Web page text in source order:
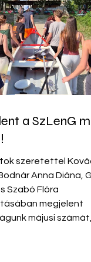
a SzLenG
szeretettel
Anna Diána,
Szabó Flóra
megjelent
májusi számát,